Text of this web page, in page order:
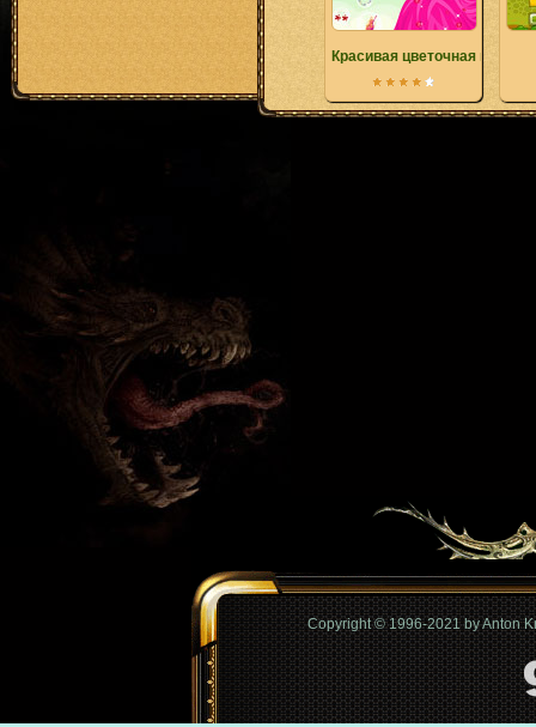
Красивая цветочная
Copyright © 1996-2021 by Anton